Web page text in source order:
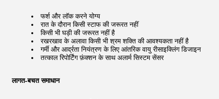
फर्श और लॉक करने योग्य
रात के दौरान किसी स्टाफ की जरूरत नहीं
किसी भी घड़ी की जरूरत नहीं है
रखरखाव के अलावा किसी भी श्रम शक्ति की आवश्यकता नहीं है
गर्मी और आर्द्रता नियंत्रण के लिए आंतरिक वायु रीसाइक्लिंग डिजाइन
तत्काल रिपोर्टिंग फ़ंक्शन के साथ अलार्म सिस्टम सेंसर
लागत-बचत समाधान